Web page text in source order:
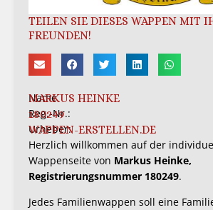
TEILEN SIE DIESES WAPPEN MIT
FREUNDEN!
Name
MARKUS HEINKE
Reg.-Nr.:
180249
Urheber:
WAPPEN-ERSTELLEN.DE
Herzlich willkommen auf der
Wappenseite von Markus Heinke,
Registrierungsnummer 180249.
Jedes Familienwappen soll eine